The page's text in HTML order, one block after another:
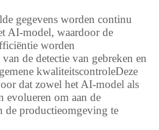
gegevens worden continu
AI-model, waardoor de
worden
de detectie van gebreken en
kwaliteitscontroleDeze
dat zowel het AI-model als
evolueren om aan de
de productieomgeving te